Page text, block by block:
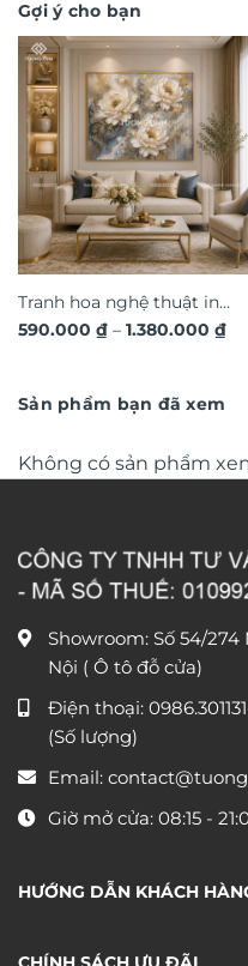
Gợi ý cho bạn
Tranh hoa nghệ thuật in
hiệu ứng dát vàng nổi 3D
590.000 ₫ – 1.380.000 ₫
Sản phẩm bạn đã xem
Không có sản phẩm
Showroom: Số 54/
Nội ( Ô tô đỗ cửa)
Điện thoại: 0986.301131
(Số lượng)
Email:
Giờ mở cửa: 08:15 -
HƯỚNG DẪN KHÁCH